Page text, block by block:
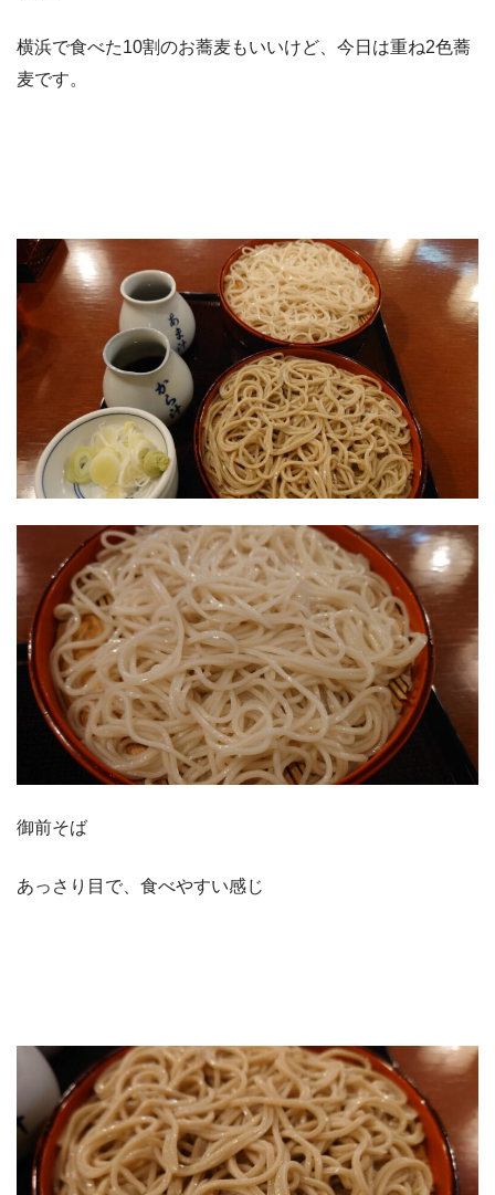
横浜で食べた10割のお蕎麦もいいけど、今日は重ね2色蕎
麦です。
御前そば
あっさり目で、食べやすい感じ